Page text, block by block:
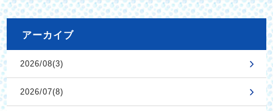
アーカイブ
2026/08(3)
2026/07(8)